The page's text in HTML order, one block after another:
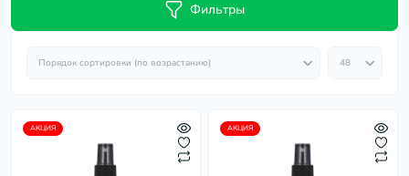
Фильтры
АКЦИЯ АКЦИЯ